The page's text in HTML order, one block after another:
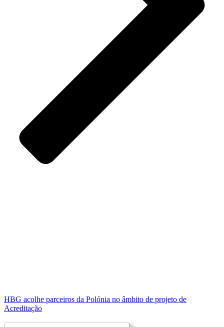
HBG acolhe parceiros da Polónia no âmbito de projeto de
Acreditação